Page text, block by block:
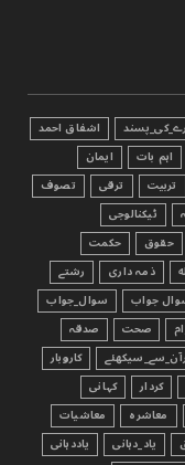
اشفاق احمد
اہم بات
ایمان
تربیت ترقی
تصوف
ٹیکنالوجی
حقوق
حکمت
ذمہ داری
رشتے
جواب
سوال_جواب
صحت
صدقہ
کاروبار
کردار
کہانی
معاشرہ
معاشیات
یاد_دہانی
یاددہانی